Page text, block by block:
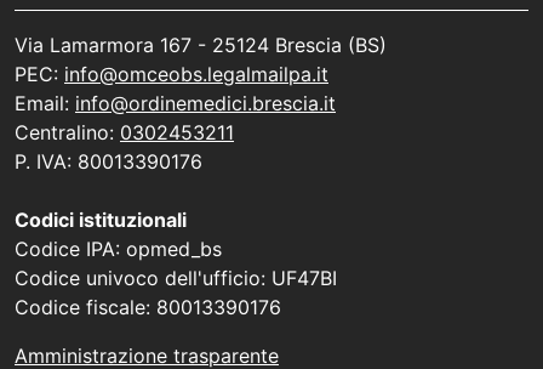
Via Lamarmora 167 - 25124 Brescia (BS)
PEC: info@omceobs.legalmailpa.it
Email: info@ordinemedici.brescia.it
Centralino: 0302453211
P. IVA: 80013390176
Codici istituzionali
Codice IPA: opmed_bs
Codice univoco dell'ufficio: UF47BI
Codice fiscale: 80013390176
Amministrazione trasparente